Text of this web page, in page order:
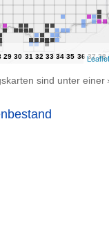
Leaflet
sind unter einer